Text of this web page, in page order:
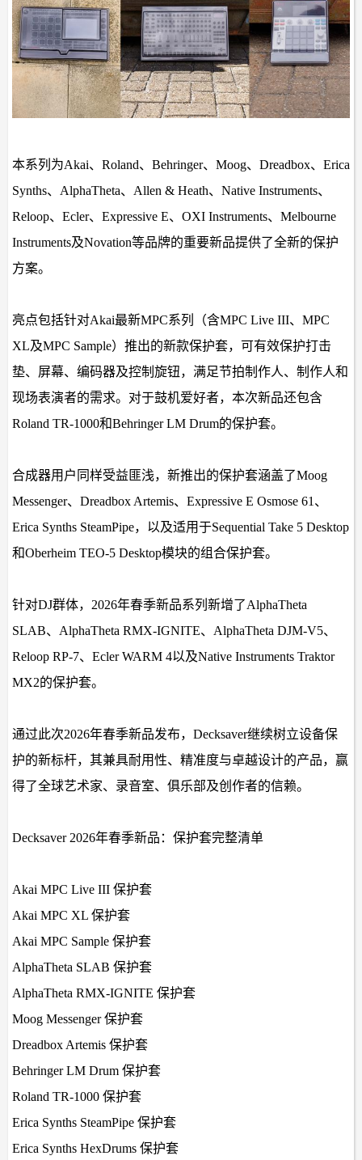
本系列为Akai、Roland、Behringer、Moog、Dreadbox、Erica
Synths、AlphaTheta、Allen & Heath、Native Instruments、
Reloop、Ecler、Expressive E、OXI Instruments、Melbourne
Instruments及Novation等品牌的重要新品提供了全新的保护
方案。
亮点包括针对Akai最新MPC系列（含MPC Live III、MPC
XL及MPC Sample）推出的新款保护套，可有效保护打击
垫、屏幕、编码器及控制旋钮，满足节拍制作人、制作人和
现场表演者的需求。对于鼓机爱好者，本次新品还包含
Roland TR-1000和Behringer LM Drum的保护套。
合成器用户同样受益匪浅，新推出的保护套涵盖了Moog
Messenger、Dreadbox Artemis、Expressive E Osmose 61、
Erica Synths SteamPipe，以及适用于Sequential Take 5 Desktop
和Oberheim TEO-5 Desktop模块的组合保护套。
针对DJ群体，2026年春季新品系列新增了AlphaTheta
SLAB、AlphaTheta RMX-IGNITE、AlphaTheta DJM-V5、
Reloop RP-7、Ecler WARM 4以及Native Instruments Traktor
MX2的保护套。
通过此次2026年春季新品发布，Decksaver继续树立设备保
护的新标杆，其兼具耐用性、精准度与卓越设计的产品，赢
得了全球艺术家、录音室、俱乐部及创作者的信赖。
Decksaver 2026年春季新品：保护套完整清单
Akai MPC Live III 保护套
Akai MPC XL 保护套
Akai MPC Sample 保护套
AlphaTheta SLAB 保护套
AlphaTheta RMX-IGNITE 保护套
Moog Messenger 保护套
Dreadbox Artemis 保护套
Behringer LM Drum 保护套
Roland TR-1000 保护套
Erica Synths SteamPipe 保护套
Erica Synths HexDrums 保护套